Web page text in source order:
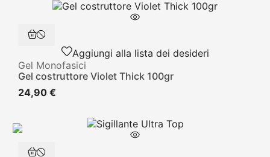
Aggiungi alla lista dei desideri
Gel Monofasici
Gel costruttore Violet Thick 100gr
24,90 €